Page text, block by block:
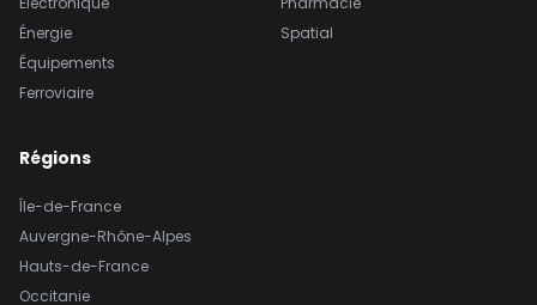
Énergie
Équipements
Ferroviaire
Spatial
Régions
Île-de-France
Auvergne-Rhône-Alpes
Hauts-de-France
Occitanie